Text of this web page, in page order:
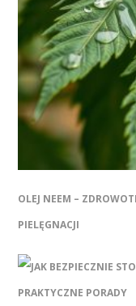
OLEJ NEEM –
PIELĘGNACJI